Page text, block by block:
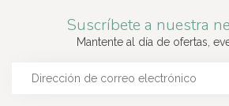
Suscríbete a nuestra
Mantente al día de ofertas,